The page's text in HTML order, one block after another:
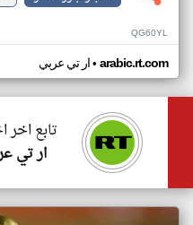
QG60YL
ار تي عربي• arabic.rt.com
تابع اخر
ار تي